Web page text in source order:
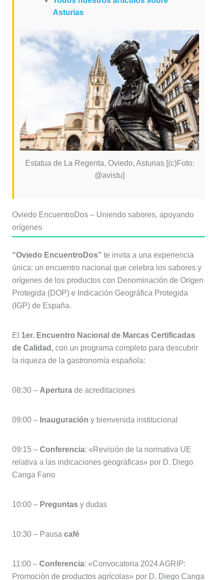
Asturias
Estatua de La Regenta, Oviedo, Asturias [(c)Foto:
@avistu]
Oviedo EncuentroDos – Uniendo sabores, apoyando
orígenes
“Oviedo EncuentroDos” te invita a una experiencia
única: un encuentro nacional que celebra los sabores y
orígenes de los productos con Denominación de Origen
Protegida (DOP) e Indicación Geográfica Protegida
(IGP) de España.
El 1er. Encuentro Nacional de Marcas Certificadas
de Calidad,con un programa completo para descubrir
la riqueza de la gastronomía española:
08:30 – Aperturade acreditaciones
09:00 – Inauguración y bienvenida institucional
09:15 – Conferencia: «Revisión de la normativa UE
relativa a las indicaciones geográficas» por D. Diego
Canga Fano
10:00 – Preguntasy dudas
10:30 – Pausa café
11:00 – Conferencia: «Convocatoria 2024 AGRIP:
Promoción de productos agrícolas» por D. Diego Canga